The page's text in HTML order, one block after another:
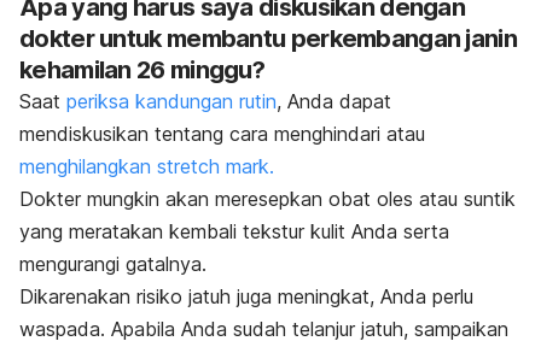
Apa yang harus saya diskusikan dengan
dokter untuk membantu perkembangan janin
kehamilan 26 minggu?
Saat periksa kandungan rutin, Anda dapat
mendiskusikan tentang cara menghindari atau
menghilangkan stretch mark.
Dokter mungkin akan meresepkan obat oles atau suntik
yang meratakan kembali tekstur kulit Anda serta
mengurangi gatalnya.
Dikarenakan risiko jatuh juga meningkat, Anda perlu
waspada. Apabila Anda sudah telanjur jatuh, sampaikan